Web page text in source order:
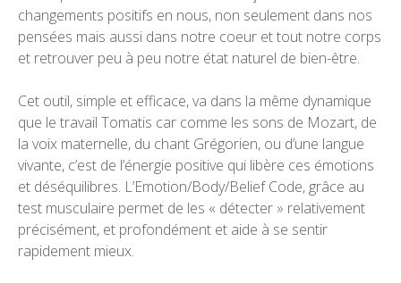
changements positifs en nous, non seulement dans nos
pensées mais aussi dans notre coeur et tout notre corps
et retrouver peu à peu notre état naturel de bien-être.
Cet outil, simple et efficace, va dans la même dynamique
que le travail Tomatis car comme les sons de Mozart, de
la voix maternelle, du chant Grégorien, ou d’une langue
vivante, c’est de l’énergie positive qui libère ces émotions
et déséquilibres. L’Emotion/Body/Belief Code, grâce au
test musculaire permet de les « détecter » relativement
précisément, et profondément et aide à se sentir
rapidement mieux.